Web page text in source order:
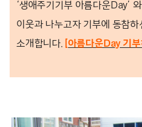
‘생애주기기부 아름다운Day’
이웃과 나누고자 기부에 동참
소개합니다. [아름다운Day 기